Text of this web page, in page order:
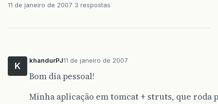
11 de janeiro de 2007 3 respostas
K
khandurPJ11 de janeiro de 2007
Bom dia pessoal!
Minha aplicação em tomcat + struts, que roda